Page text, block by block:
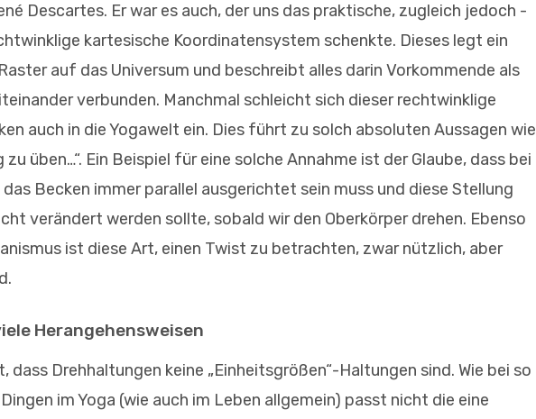
Descartes. Er war es auch, der uns das praktische, zugleich jedoch
kartesische ­Koordinatensystem schenkte. Dieses legt ein
auf das ­Universum und beschreibt alles darin Vorkommende als
verbunden. Manchmal schleicht sich dieser rechtwinklige
auch in die Yogawelt ein. Dies führt zu solch absoluten Aussagen wie
zu üben…“. Ein Beispiel für eine solche Annahme ist der Glaube, dass bei
Becken immer ­parallel ausgerichtet sein muss und diese Stellung
verändert werden sollte, sobald wir den Oberkörper drehen. Ebenso
ist diese Art, einen Twist zu betrachten, zwar nützlich, aber
Herangehensweisen
dass Drehhaltungen keine „Einheitsgrößen“-Haltungen sind. Wie bei so
im Yoga (wie auch im Leben allgemein) passt nicht die eine